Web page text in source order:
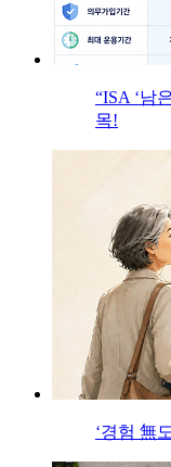
“ISA ‘남
목!
‘경험 無